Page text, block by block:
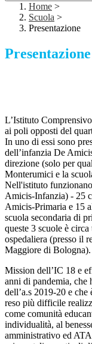
Home >
Scuola >
Presentazione
Presentazione
L’Istituto
ai poli opposti del
In uno di essi sono
dell’infanzia De
direzione (solo per
Monterumici e la
Nell'istituto
Amicis-Infanzia) - 25
Amicis-Primaria e 15
scuola secondaria di
queste 3 scuole è
ospedaliera (presso il
Maggiore di Bologna).
Mission dell’IC 18 e
anni di pandemia, che
dell’a.s 2019-20 e che
reso più difficile
come comunità
individualità, al
amministrativo ed